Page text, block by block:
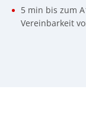
5 min bis zum
Vereinbarkeit